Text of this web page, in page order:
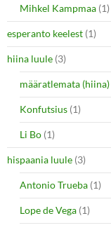
Mihkel Kampmaa (1)
esperanto keelest (1)
hiina luule (3)
määratlemata (hiina)
Konfutsius (1)
Li Bo (1)
hispaania luule (3)
Antonio Trueba (1)
Lope de Vega (1)